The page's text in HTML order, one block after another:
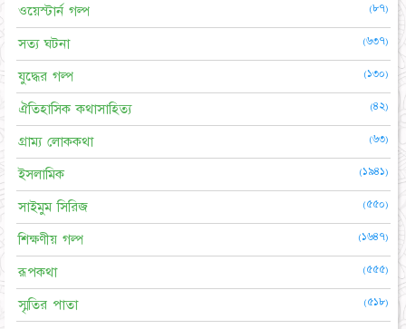
ওয়েস্টার্ন গল্প (৮৭)
সত্য ঘটনা (৬৩৭)
যুদ্ধের গল্প (১৩০)
ঐতিহাসিক কথাসাহিত্য (৪২)
গ্রাম্য লোককথা (৬৩)
ইসলামিক (১৯৪১)
সাইমুম সিরিজ (৫৫০)
শিক্ষণীয় গল্প (১৬৪৭)
রূপকথা (৫৫৫)
স্মৃতির পাতা (৫১৮)